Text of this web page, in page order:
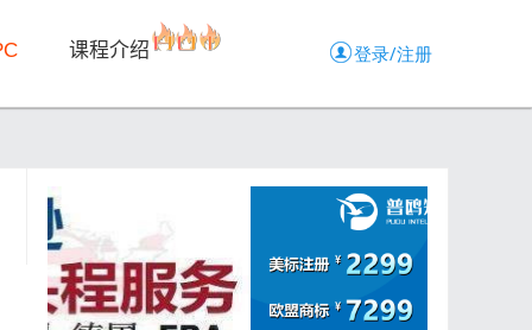
课程介绍